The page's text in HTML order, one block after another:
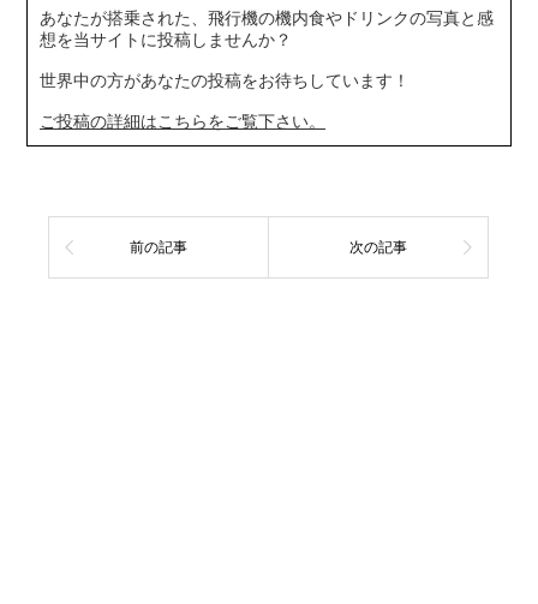
あなたが搭乗された、飛行機の機内食やドリンクの写真と感
想を当サイトに投稿しませんか？
世界中の方があなたの投稿をお待ちしています！
ご投稿の詳細はこちらをご覧下さい。
前の記事 次の記事